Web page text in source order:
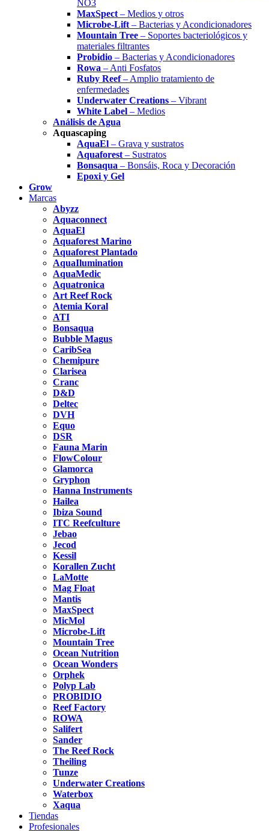
NO3
MaxSpect – Medios y otros
Microbe-Lift – Bacterias y Acondicionadores
Mountain Tree – Soportes bacteriológicos y
materiales filtrantes
Probidio – Bacterias y Acondicionadores
Rowa – Anti Fosfatos
Ruby Reef– Amplio tratamiento de
enfermedades
Underwater Creations – Vibrant
White Label – Medios
Análisis de Agua
Aquascaping
AquaEl – Grava y sustratos
Aquaforest – Sustratos
Bonsaqua – Bonsáis, Roca y Decoración
Epoxi y Gel
Grow
Marcas
Abyzz
Aquaconnect
AquaEl
Aquaforest Marino
Aquaforest Plantado
AquaIlumination
AquaMedic
Aquatronica
Art Reef Rock
Atemia Koral
ATI
Bonsaqua
Bubble Magus
CaribSea
Chemipure
Clarisea
Cranc
D&D
Deltec
DVH
Equo
DSR
Fauna Marin
FlowColour
Glamorca
Gryphon
Hanna Instruments
Hailea
Ibiza Sound
ITC Reefculture
Jebao
Jecod
Kessil
Korallen Zucht
LaMotte
Mag Float
Mantis
MaxSpect
MicMol
Microbe-Lift
Mountain Tree
Ocean Nutrition
Ocean Wonders
Orphek
Polyp Lab
PROBIDIO
Reef Factory
ROWA
Salifert
Sander
The Reef Rock
Theiling
Tunze
Underwater Creations
Waterbox
Xaqua
Tiendas
Profesionales